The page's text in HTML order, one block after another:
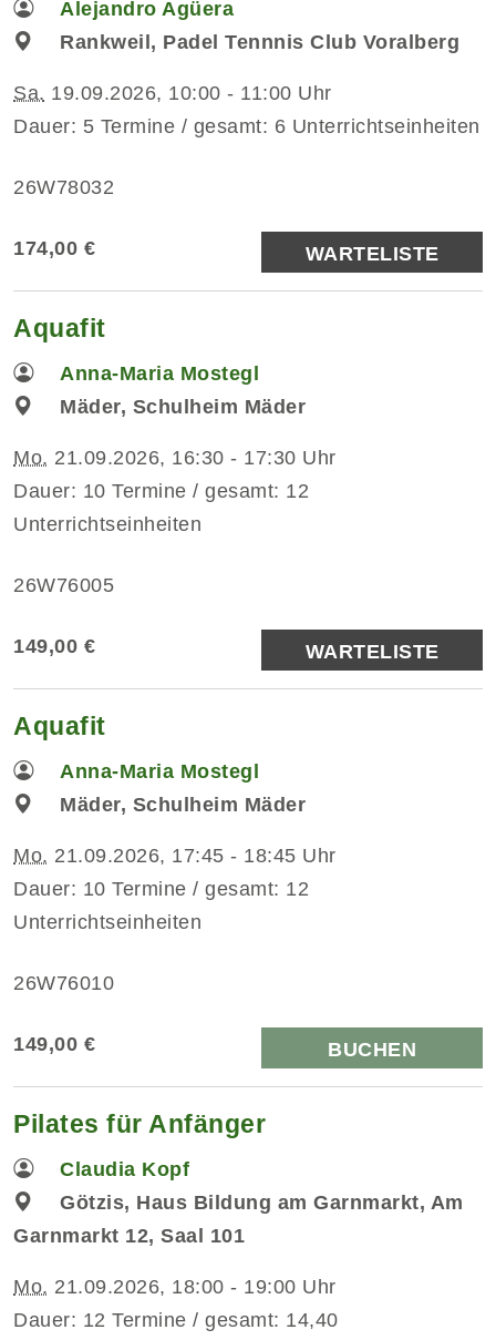
Alejandro Agüera
Rankweil, Padel Tennnis Club Voralberg
Sa. 19.09.2026, 10:00 - 11:00 Uhr
Dauer: 5 Termine / gesamt: 6 Unterrichtseinheiten
26W78032
174,00 € WARTELISTE
Aquafit
Anna-Maria Mostegl
Mäder, Schulheim Mäder
Mo. 21.09.2026, 16:30 - 17:30 Uhr
Dauer: 10 Termine / gesamt: 12
Unterrichtseinheiten
26W76005
149,00 € WARTELISTE
Aquafit
Anna-Maria Mostegl
Mäder, Schulheim Mäder
Mo. 21.09.2026, 17:45 - 18:45 Uhr
Dauer: 10 Termine / gesamt: 12
Unterrichtseinheiten
26W76010
149,00 € BUCHEN
Pilates für Anfänger
Claudia Kopf
Götzis, Haus Bildung am Garnmarkt, Am
Garnmarkt 12, Saal 101
Mo. 21.09.2026, 18:00 - 19:00 Uhr
Dauer: 12 Termine / gesamt: 14,40